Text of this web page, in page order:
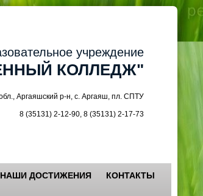
учреждение
КОЛЛЕДЖ"
Аргаяшский р-н, с. Аргаяш, пл. СПТУ
8 (35131) 2-12-90, 8 (35131) 2-17-73
НАШИ ДОСТИЖЕНИЯ КОНТАКТЫ